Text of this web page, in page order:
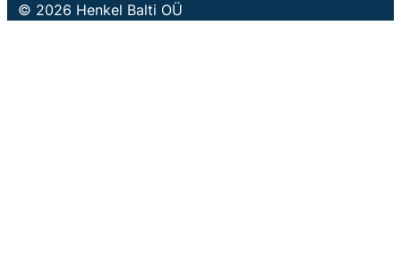
© 2026 Henkel Balti OÜ